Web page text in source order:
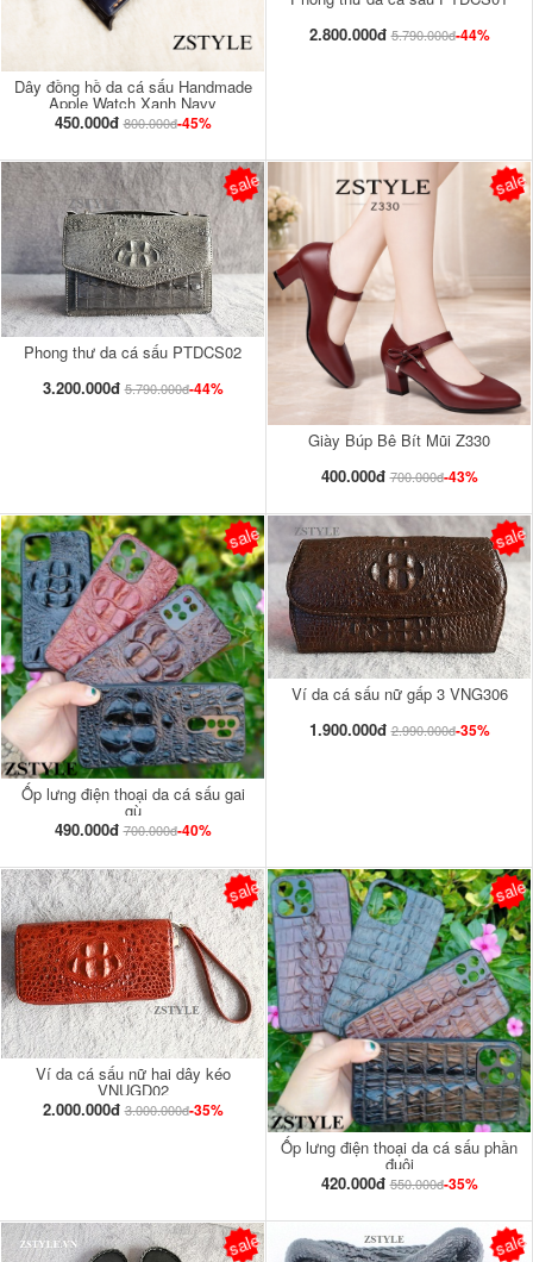
Dây đồng hồ da cá sấu Handmade
Apple Watch Xanh Navy
450.000đ 800.000đ-45%
2.800.000đ 5.790.000đ-44%
Phong thư da cá sấu PTDCS02
3.200.000đ 5.790.000đ-44%
sale
Giày Búp Bê Bít Mũi Z330
400.000đ 700.000đ-43%
sale
Ốp lưng điện thoại da cá sấu gai
gù
490.000đ 700.000đ-40%
sale
Ví da cá sấu nữ gấp 3 VNG306
1.900.000đ 2.990.000đ-35%
sale
Ví da cá sấu nữ hai dây kéo
VNUGD02
2.000.000đ 3.000.000đ-35%
sale
Ốp lưng điện thoại da cá sấu phần
đuôi
420.000đ 550.000đ-35%
sale
sale sale